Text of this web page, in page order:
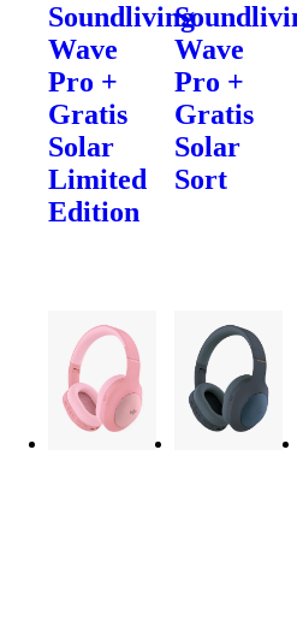
Soundliving
Wave
Pro +
Gratis
Solar
Limited
Edition
Wave
Pro +
Gratis
Solar
Sort